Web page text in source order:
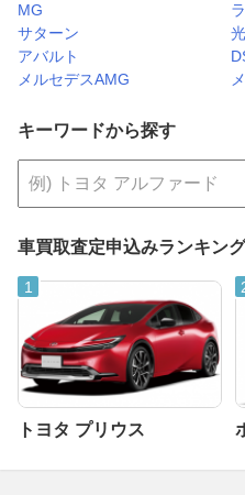
MG
サターン
アバルト
メルセデスAMG
キーワードから探す
車買取査定申込みランキング
トヨタ プリウス